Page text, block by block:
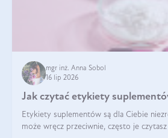
mgr inż. Anna Sobol
16 lip 2026
Jak czytać etykiety
Etykiety suplementów są dla Ciebie
może wręcz przeciwnie, często je